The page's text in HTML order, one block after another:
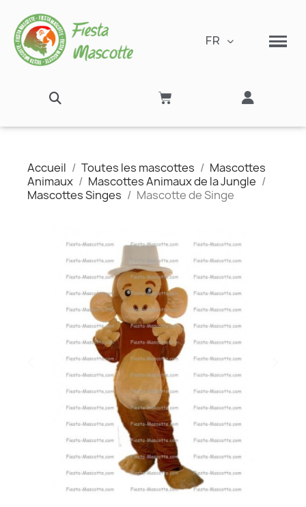
FR
Accueil Toutes les mascottes
Mascottes
Animaux
Mascottes Animaux de la Jungle
Mascottes Singes
Mascotte de Singe